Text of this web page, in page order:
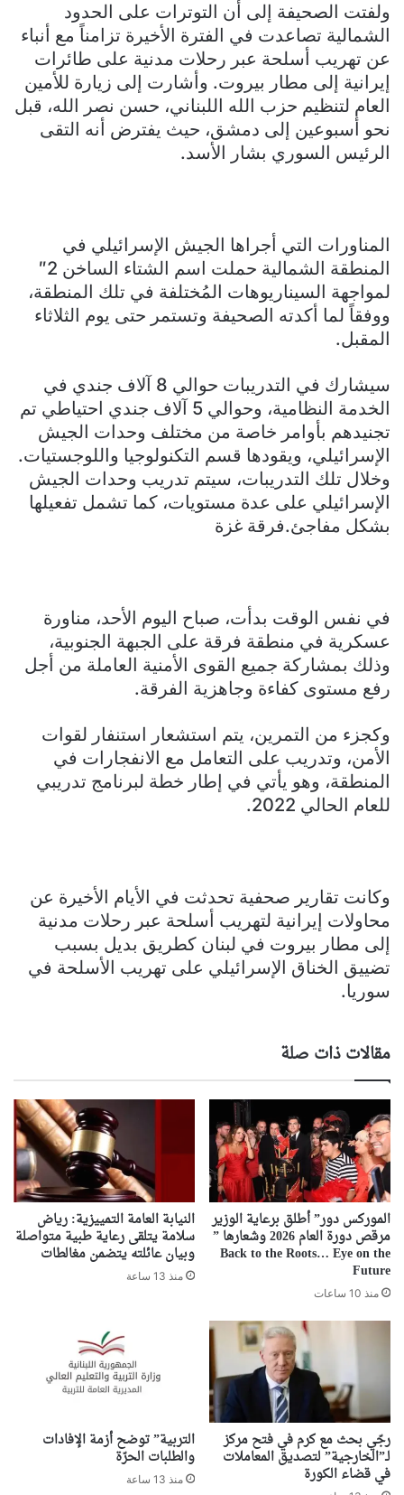
ولفتت الصحيفة إلى أن التوترات على الحدود
الشمالية تصاعدت في الفترة الأخيرة تزامناً مع أنباء
عن تهريب أسلحة عبر رحلات مدنية على طائرات
إيرانية إلى مطار بيروت. وأشارت إلى زيارة للأمين
العام لتنظيم حزب الله اللبناني، حسن نصر الله، قبل
نحو أسبوعين إلى دمشق، حيث يفترض أنه التقى
الرئيس السوري بشار الأسد.
المناورات التي أجراها الجيش الإسرائيلي في
المنطقة الشمالية حملت اسم الشتاء الساخن 2″
لمواجهة السيناريوهات المُختلفة في تلك المنطقة،
ووفقاً لما أكدته الصحيفة وتستمر حتى يوم الثلاثاء
المقبل.
سيشارك في التدريبات حوالي 8 آلاف جندي في
الخدمة النظامية، وحوالي 5 آلاف جندي احتياطي تم
تجنيدهم بأوامر خاصة من مختلف وحدات الجيش
الإسرائيلي، ويقودها قسم التكنولوجيا واللوجستيات.
وخلال تلك التدريبات، سيتم تدريب وحدات الجيش
الإسرائيلي على عدة مستويات، كما تشمل تفعيلها
بشكل مفاجئ.فرقة غزة
في نفس الوقت بدأت، صباح اليوم الأحد، مناورة
عسكرية في منطقة فرقة على الجبهة الجنوبية،
وذلك بمشاركة جميع القوى الأمنية العاملة من أجل
رفع مستوى كفاءة وجاهزية الفرقة.
وكجزء من التمرين، يتم استشعار استنفار لقوات
الأمن، وتدريب على التعامل مع الانفجارات في
المنطقة، وهو يأتي في إطار خطة لبرنامج تدريبي
للعام الحالي 2022.
وكانت تقارير صحفية تحدثت في الأيام الأخيرة عن
محاولات إيرانية لتهريب أسلحة عبر رحلات مدنية
إلى مطار بيروت في لبنان كطريق بديل بسبب
تضييق الخناق الإسرائيلي على تهريب الأسلحة في
سوريا.
مقالات ذات صلة
الموركس دور” أطلق برعاية الوزير
مرقص دورة العام 2026 وشعارها ”
Back to the Roots… Eye on the
Future
منذ 10 ساعات
النيابة العامة التمييزية: رياض
سلامة يتلقى رعاية طبية متواصلة
وبيان عائلته يتضمن مغالطات
منذ 13 ساعة
رجّي بحث مع كرم في فتح مركز
لـ”الخارجية” لتصديق المعاملات
في قضاء الكورة
التربية” توضح أزمة الإفادات
والطلبات الحرّة
منذ 13 ساعة